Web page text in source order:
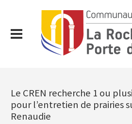
Le CREN recherche 1 ou
pour l’entretien de prairies
Renaudie